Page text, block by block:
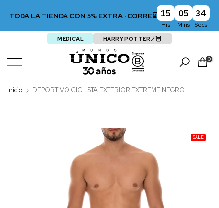
TODA LA TIENDA CON 5% EXTRA · CORRE⌛ 15
Hrs
05
Mins
33
Secs
MEDICAL HARRY POTTER🪄🦉
0
Inicio DEPORTIVO CICLISTA EXTERIOR EXTREME NEGRO
SALE